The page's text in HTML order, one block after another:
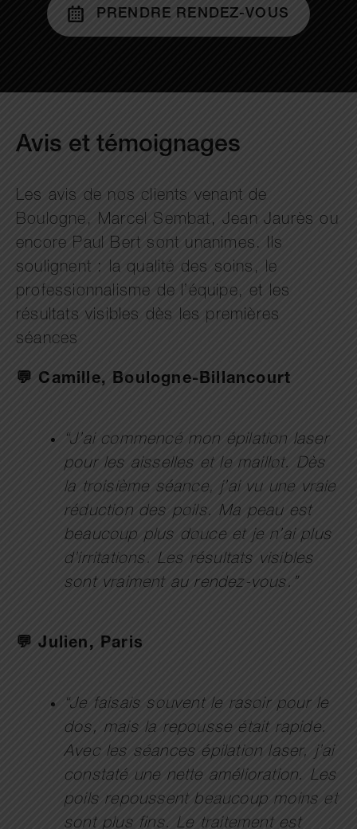
PRENDRE RENDEZ-VOUS
Avis et témoignages
Les avis de nos clients venant de
Boulogne, Marcel Sembat, Jean Jaurès ou
encore Paul Bert sont unanimes. Ils
soulignent : la qualité des soins, le
professionnalisme de l’équipe, et les
résultats visibles dès les premières
séances
💬 Camille, Boulogne-Billancourt
“J’ai commencé mon épilation laser
pour les aisselles et le maillot. Dès
la troisième séance, j’ai vu une vraie
réduction des poils. Ma peau est
beaucoup plus douce et je n’ai plus
d’irritations. Les résultats visibles
sont vraiment au rendez-vous.”
💬 Julien, Paris
“Je faisais souvent le rasoir pour le
dos, mais la repousse était rapide.
Avec les séances épilation laser, j’ai
constaté une nette amélioration. Les
poils repoussent beaucoup moins et
sont plus fins. Le traitement est